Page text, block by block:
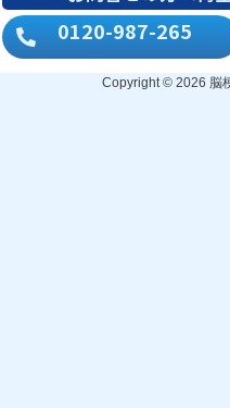
0120-987-265
Copyright © 2026 脳